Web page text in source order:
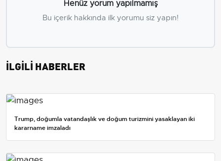
Henüz yorum yapılmamış
Bu içerik hakkında ilk yorumu siz yapın!
İLGİLİ HABERLER
Trump, doğumla vatandaşlık ve doğum turizmini yasaklayan iki
kararname imzaladı